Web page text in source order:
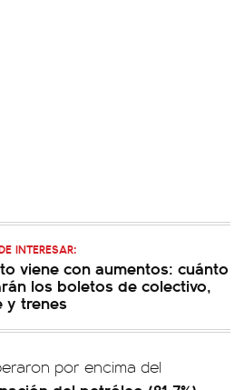
INTERESAR:
viene con aumentos: cuánto
los boletos de colectivo,
y trenes
por encima del